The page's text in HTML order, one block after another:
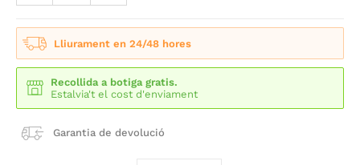
Lliurament en 24/48 hores
Recollida a botiga gratis.
Estalvia't el cost d'enviament
Garantia de devolució